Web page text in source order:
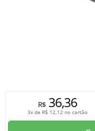
R$36,36
3x de R$ 12,12 no cartão